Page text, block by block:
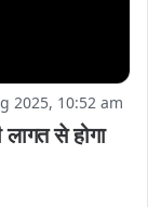
2025, 10:52 am
से होगा